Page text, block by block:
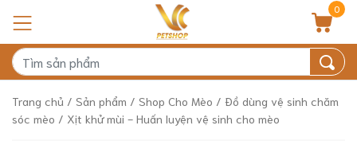
0
Trang chủ / Sản phẩm / Shop Cho Mèo / Đồ dùng vệ sinh chăm
sóc mèo / Xịt khử mùi - Huấn luyện vệ sinh cho mèo